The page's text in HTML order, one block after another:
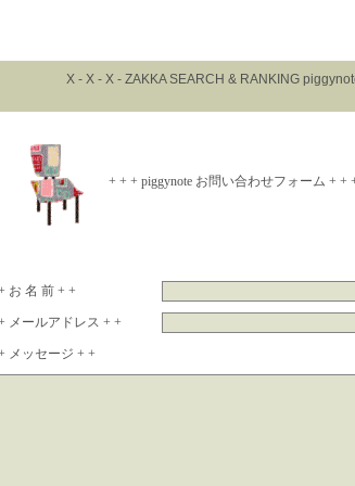
X - X - X - ZAKKA SEARCH & RANKING
+ + + piggynote お問い合わせフォーム + +
お 名 前 + +
メールアドレス + +
メッセージ + +